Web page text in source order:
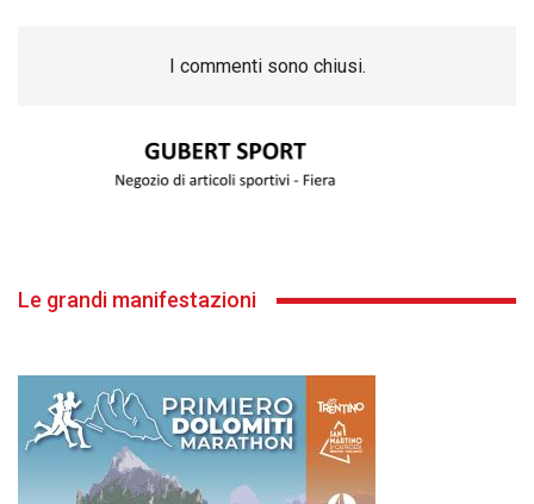
I commenti sono chiusi.
Le grandi manifestazioni